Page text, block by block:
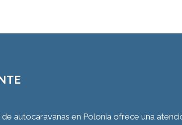
autocaravanas en Polonia ofrece una